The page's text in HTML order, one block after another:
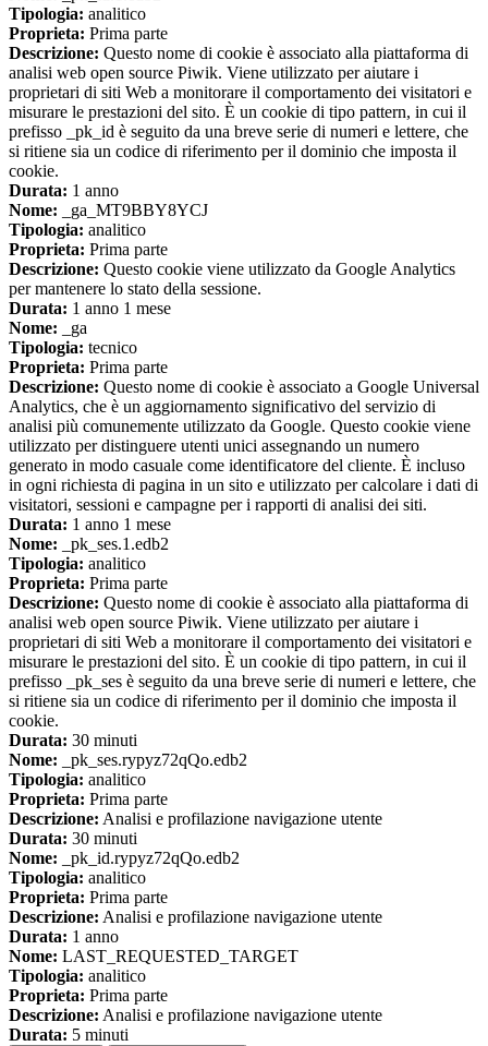
Tipologia: analitico
Proprieta: Prima parte
Descrizione: Questo nome di cookie è associato alla piattaforma di
analisi web open source Piwik. Viene utilizzato per aiutare i
proprietari di siti Web a monitorare il comportamento dei visitatori e
misurare le prestazioni del sito. È un cookie di tipo pattern, in cui il
prefisso _pk_id è seguito da una breve serie di numeri e lettere, che
si ritiene sia un codice di riferimento per il dominio che imposta il
cookie.
Durata: 1 anno
Nome: _ga_MT9BBY8YCJ
Tipologia: analitico
Proprieta: Prima parte
Descrizione: Questo cookie viene utilizzato da Google Analytics
per mantenere lo stato della sessione.
Durata: 1 anno 1 mese
Nome: _ga
Tipologia: tecnico
Proprieta: Prima parte
Descrizione: Questo nome di cookie è associato a Google Universal
Analytics, che è un aggiornamento significativo del servizio di
analisi più comunemente utilizzato da Google. Questo cookie viene
utilizzato per distinguere utenti unici assegnando un numero
generato in modo casuale come identificatore del cliente. È incluso
in ogni richiesta di pagina in un sito e utilizzato per calcolare i dati di
visitatori, sessioni e campagne per i rapporti di analisi dei siti.
Durata: 1 anno 1 mese
Nome: _pk_ses.1.edb2
Tipologia: analitico
Proprieta: Prima parte
Descrizione: Questo nome di cookie è associato alla piattaforma di
analisi web open source Piwik. Viene utilizzato per aiutare i
proprietari di siti Web a monitorare il comportamento dei visitatori e
misurare le prestazioni del sito. È un cookie di tipo pattern, in cui il
prefisso _pk_ses è seguito da una breve serie di numeri e lettere, che
si ritiene sia un codice di riferimento per il dominio che imposta il
cookie.
Durata: 30 minuti
Nome: _pk_ses.rypyz72qQo.edb2
Tipologia: analitico
Proprieta: Prima parte
Descrizione: Analisi e profilazione navigazione utente
Durata: 30 minuti
Nome: _pk_id.rypyz72qQo.edb2
Tipologia: analitico
Proprieta: Prima parte
Descrizione: Analisi e profilazione navigazione utente
Durata: 1 anno
Nome: LAST_REQUESTED_TARGET
Tipologia: analitico
Proprieta: Prima parte
Descrizione: Analisi e profilazione navigazione utente
Durata: 5 minuti